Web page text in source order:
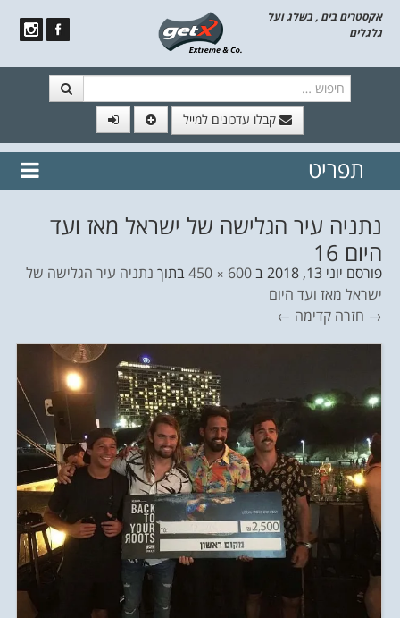
אקסטרים בים , בשלג ועל
גלגלים
קבלו עדכונים למייל
// הצטרף לרשימת תפוצה!
נשמח
תפריט
נתניה עיר הגלישה של ישראל מאז ועד
היום 16
פורסם יוני 13, 2018 ב600 × 450 בתוך נתניה עיר הגלישה של
ישראל מאז ועד היום
→ חזרה קדימה ←